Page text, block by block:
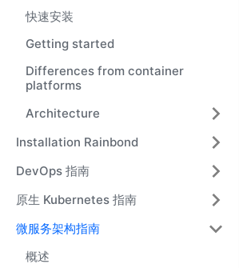
快速安装
Getting started
Differences from container
platforms
Architecture
Installation Rainbond
DevOps 指南
原生 Kubernetes 指南
微服务架构指南
概述